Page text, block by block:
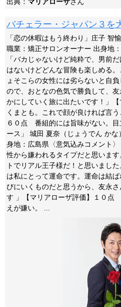
バチェラー・ジャパン３を
「恋の休暇はもう終わり」庄子 智
職業：矯正サロンオーナー 出身地
「バカじゃないけど純粋で、男前
はないけどどんな冒険も楽しめる
ょそこらの女性には劣らないと自
ので、おとなの色気で勝負して、
かにしていく旅に出たいです！」
くまとも。これで顔が良ければ言
６０点 番組的には旨味がない。
ース」 城田 夏奈（じょうでん か
身地：広島県〈意気込みコメント
性から嫌われるタイプだと思いま
トでリアル王子様だ！と思いまし
は私にとって運命です。運命は結
びにいくものだと思うから、友永
す 」【マリアローザ評価】１０点
えが嫌い。 ...